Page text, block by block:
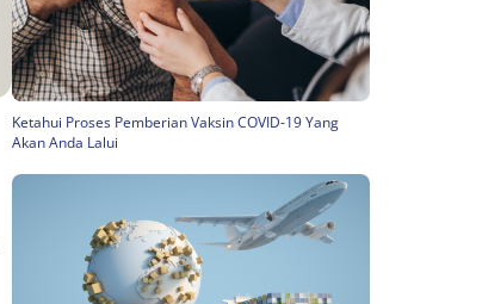
Ketahui Proses Pemberian Vaksin COVID-19 Yang
Akan Anda Lalui